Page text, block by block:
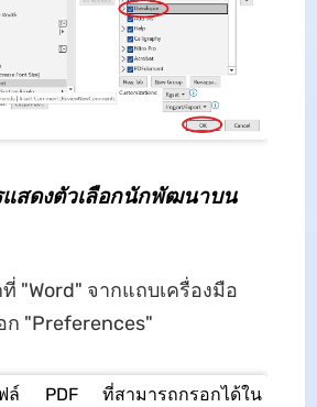
สดงตัวเลือกนักพัฒนาบน
"Word" จากแถบเครื่องมือ
ก "Preferences"